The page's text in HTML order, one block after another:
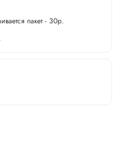
пакет - 30р.